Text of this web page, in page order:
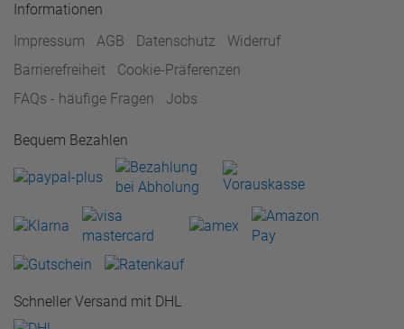
Informationen
Impressum
AGB Datenschutz
Widerruf
Barrierefreiheit
Cookie-Präferenzen
FAQs - häufige Fragen
Jobs
Bequem Bezahlen
Schneller Versand mit DHL